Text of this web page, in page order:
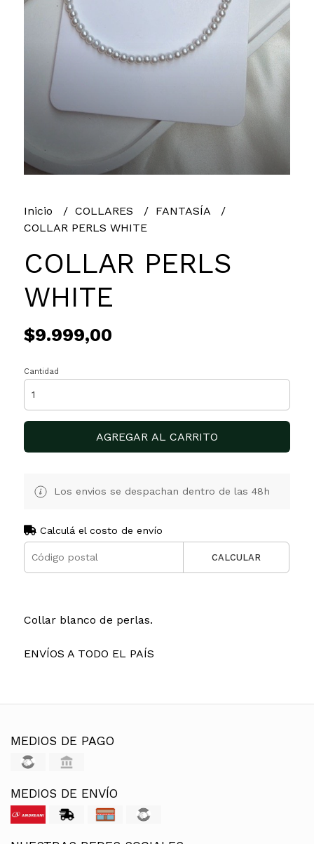
Inicio COLLARES
FANTASÍA
COLLAR PERLS WHITE
COLLAR PERLS
WHITE
$9.999,00
Cantidad
AGREGAR AL CARRITO
Los envios se despachan dentro de las 48h
Calculá el costo de envío
CALCULAR
Collar blanco de perlas.
ENVÍOS A TODO EL PAÍS
MEDIOS DE PAGO
MEDIOS DE ENVÍO